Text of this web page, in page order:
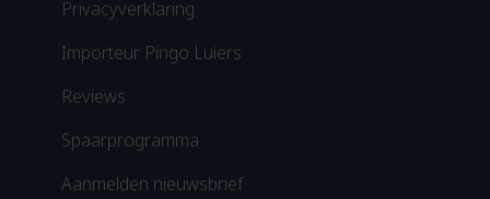
Privacyverklaring
Importeur Pingo Luiers
Reviews
Spaarprogramma
Aanmelden nieuwsbrief